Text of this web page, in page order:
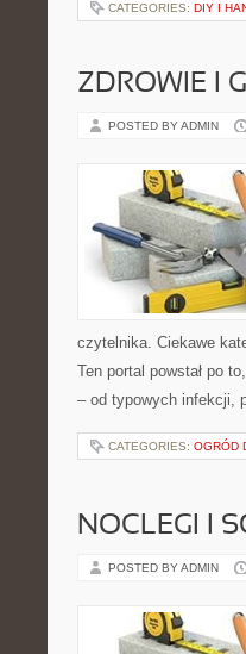
CATEGORIES: DIY I
ZDROWIE I
POSTED BY ADMIN
czytelnika. Ciekawe
Ten portal powstał po
– od typowych infekcji,
CATEGORIES: OGRÓD
NOCLEGI I
POSTED BY ADMIN